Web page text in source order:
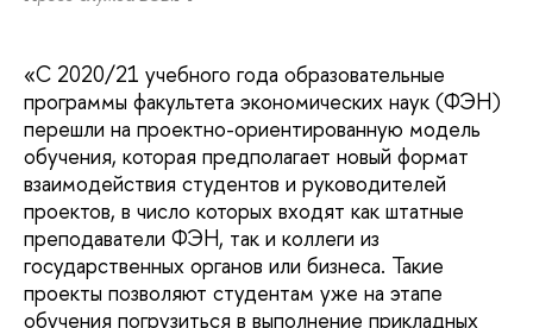
«С 2020/21 учебного года образовательные
программы факультета экономических наук (ФЭН)
перешли на проектно-ориентированную модель
обучения, которая предполагает новый формат
взаимодействия студентов и руководителей
проектов, в число которых входят как штатные
преподаватели ФЭН, так и коллеги из
государственных органов или бизнеса. Такие
проекты позволяют студентам уже на этапе
обучения погрузиться в выполнение прикладных